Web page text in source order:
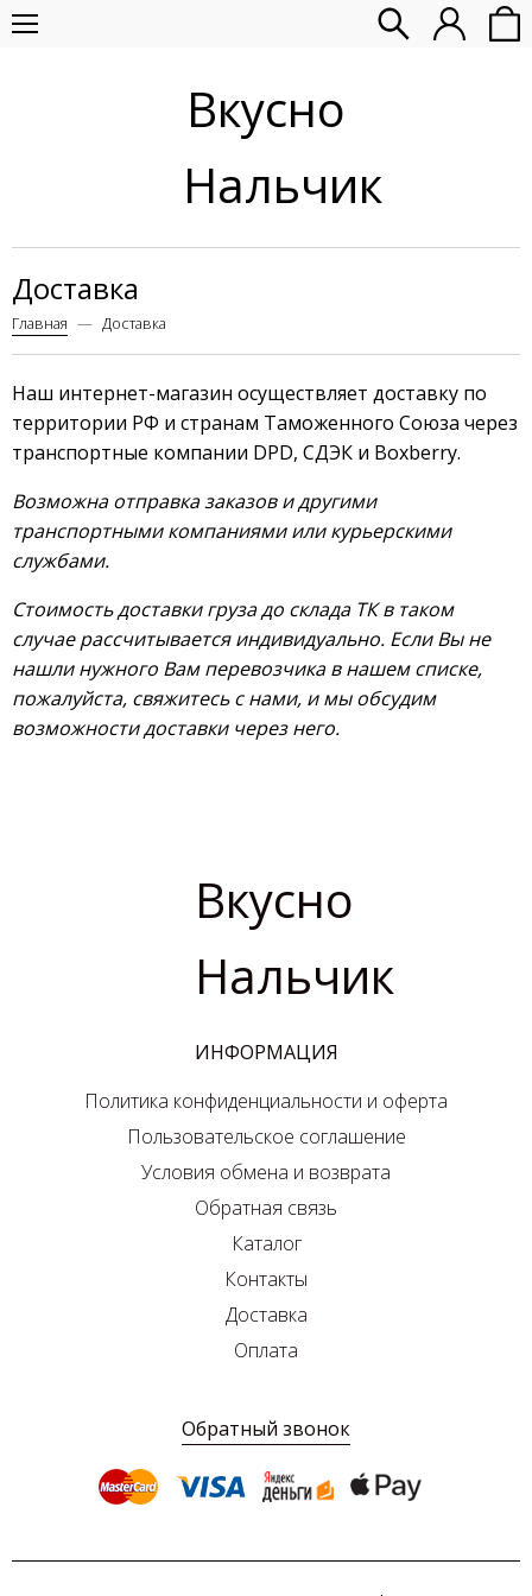
Вкусно
Нальчик
Доставка
Главная Доставка
Наш интернет-магазин осуществляет доставку по
территории РФ и странам Таможенного Союза через
транспортные компании DPD, СДЭК и Boxberry.
Возможна отправка заказов и другими
транспортными компаниями или курьерскими
службами.
Стоимость доставки груза до склада ТК в таком
случае рассчитывается индивидуально. Если Вы не
нашли нужного Вам перевозчика в нашем списке,
пожалуйста, свяжитесь с нами, и мы обсудим
возможности доставки через него.
Вкусно
Нальчик
ИНФОРМАЦИЯ
Политика конфиденциальности и оферта
Пользовательское соглашение
Условия обмена и возврата
Обратная связь
Каталог
Контакты
Доставка
Оплата
Обратный звонок